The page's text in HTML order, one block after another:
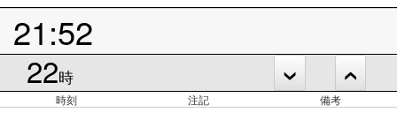
21:52
22時
時刻 注記 備考